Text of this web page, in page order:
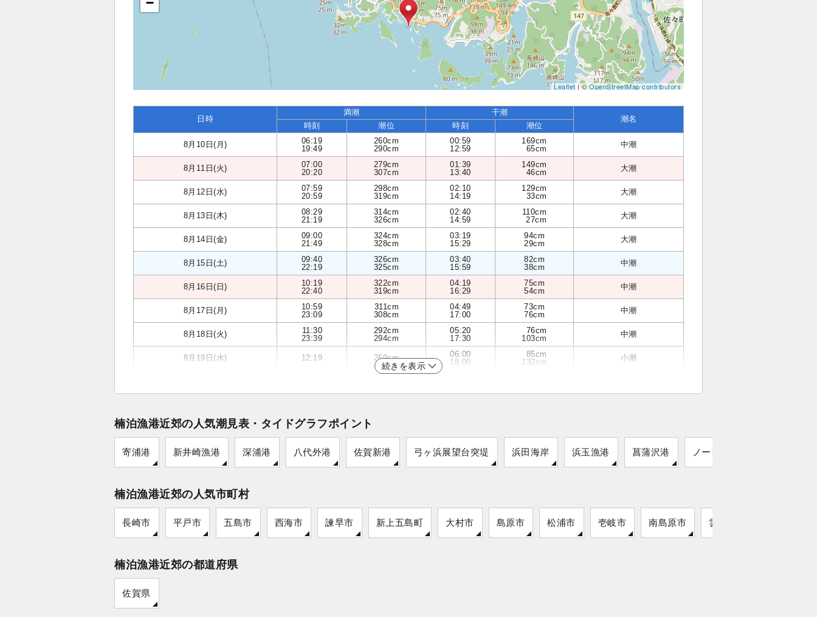
Leaflet| © OpenStreetMap contributors
日時
満潮 干潮
潮名
時刻 潮位 時刻 潮位
8月10日(月)
06:19
19:49
260cm
290cm
00:59
12:59
169cm
65cm
中潮
8月11日(火)
07:00
20:20
279cm
307cm
01:39
13:40
149cm
46cm
大潮
8月12日(水)
07:59
20:59
298cm
319cm
02:10
14:19
129cm
33cm
大潮
8月13日(木)
08:29
21:19
314cm
326cm
02:40
14:59
110cm
27cm
大潮
8月14日(金)
09:00
21:49
324cm
328cm
03:19
15:29
94cm
29cm
大潮
8月15日(土)
09:40
22:19
326cm
325cm
03:40
15:59
82cm
38cm
中潮
8月16日(日)
10:19
22:40
322cm
319cm
04:19
16:29
75cm
54cm
中潮
8月17日(月)
10:59
23:09
311cm
308cm
04:49
17:00
73cm
76cm
中潮
8月18日(火)
11:30
23:39
292cm
294cm
05:20
17:30
76cm
103cm
中潮
8月19日(水) 12:19 269cm
06:00
18:00
85cm
132cm
小潮
続きを表示
楠泊漁港近郊の人気潮見表・タイドグラフポイント
寄浦港 新井崎漁港 深浦港 八代外港 佐賀新港 弓ヶ浜展望台突堤 浜田海岸 浜玉漁港 菖蒲沢港 ノーフォーク広場
楠泊漁港近郊の人気市町村
長崎市 平戸市 五島市 西海市 諫早市 新上五島町 大村市 島原市 松浦市 壱岐市 南島原市 雲仙市
楠泊漁港近郊の都道府県
佐賀県